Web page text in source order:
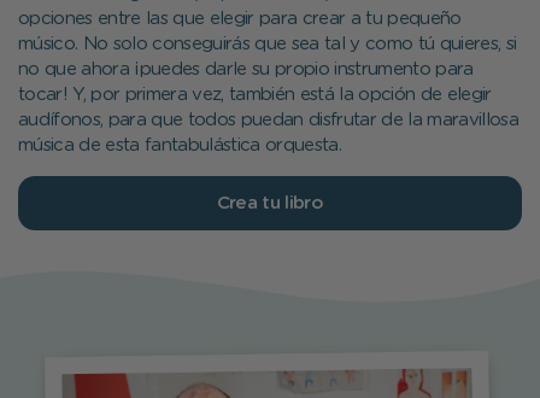
opciones entre las que elegir para crear a tu pequeño
músico. No solo conseguirás que sea tal y como tú quieres, si
no que ahora ¡puedes darle su propio instrumento para
tocar! Y, por primera vez, también está la opción de elegir
audífonos, para que todos puedan disfrutar de la maravillosa
música de esta fantabulástica orquesta.
Crea tu libro